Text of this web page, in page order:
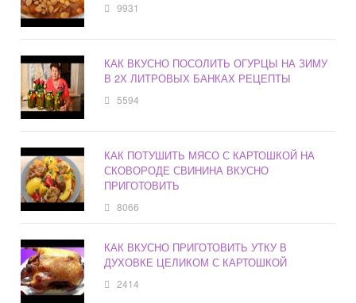
9931
КАК ВКУСНО ПОСОЛИТЬ ОГУРЦЫ НА ЗИМУ
В 2Х ЛИТРОВЫХ БАНКАХ РЕЦЕПТЫ
5594
КАК ПОТУШИТЬ МЯСО С КАРТОШКОЙ НА
СКОВОРОДЕ СВИНИНА ВКУСНО
ПРИГОТОВИТЬ
8066
КАК ВКУСНО ПРИГОТОВИТЬ УТКУ В
ДУХОВКЕ ЦЕЛИКОМ С КАРТОШКОЙ
2414